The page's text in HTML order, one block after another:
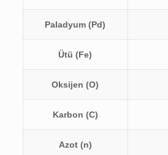
Paladyum (Pd)
Ütü (Fe)
Oksijen (O)
Karbon (C)
Azot (n)